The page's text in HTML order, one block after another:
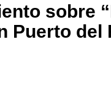
sobre “
Puerto